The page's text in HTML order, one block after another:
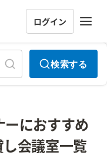
ログイン
検索する
におすすめ
会議室一覧